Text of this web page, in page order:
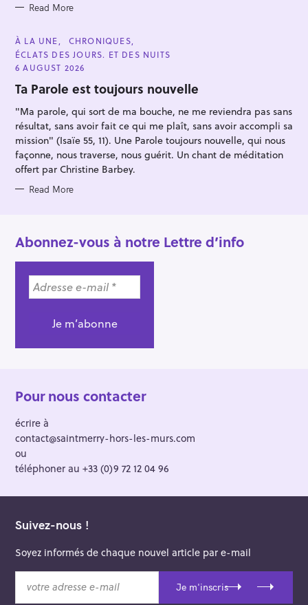
Read More
C
A
T
E
O
R
E
À LA UNE
CHRONIQUES
ÉCLATS DES JOURS. ET DES NUITS
6 AUGUST 2026
Ta Parole est toujours nouvelle
"Ma parole, qui sort de ma bouche, ne me reviendra pas sans
résultat, sans avoir fait ce qui me plaît, sans avoir accompli sa
mission" (Isaïe 55, 11). Une Parole toujours nouvelle, qui nous
façonne, nous traverse, nous guérit. Un chant de méditation
offert par Christine Barbey.
Read More
Abonnez-vous à notre Lettre d’info
Pour nous contacter
écrire à
contact@saintmerry-hors-les-murs.com
ou
téléphoner au +33 (0)9 72 12 04 96
Suivez-nous !
Soyez informés de chaque nouvel article par e-mail
Je m'inscris